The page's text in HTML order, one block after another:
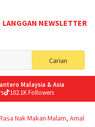
LANGGAN NEWSLETTER
Carian
for:
Malaysia & Asia
102.1K Followers
Nak Makan Malam, Amal